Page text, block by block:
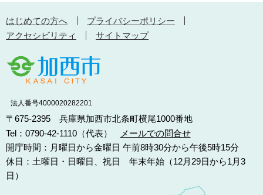
はじめての方へ
プライバシーポリシー
アクセシビリティ
サイトマップ
法人番号4000020282201
〒675-2395 兵庫県加西市北条町横尾1000番地
Tel：0790-42-1110（代表）
メールでの問合せ
開庁時間：月曜日から金曜日 午前8時30分から午後5時15分
休日：土曜日・日曜日、祝日 年末年始（12月29日から1月3
日）